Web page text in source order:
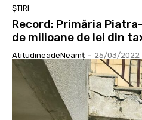
ȘTIRI
Record: Primăria
de milioane de lei din
AtitudineadeNeamț - 25/03/2022